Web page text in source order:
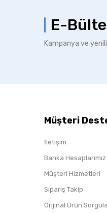
E-
Kampanya ve
Müşteri
İletişim
Banka Hesaplarımız
Müşteri Hizmetleri
Sipariş Takip
Orijinal Ürün